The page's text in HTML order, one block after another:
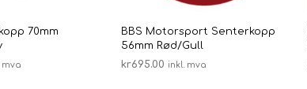
70mm
mva
BBS Motorsport Senterkopp
56mm Rød/Gull
kr695.00 inkl. mva